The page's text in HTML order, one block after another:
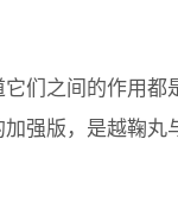
们之间的作用都
强版，是越鞠丸